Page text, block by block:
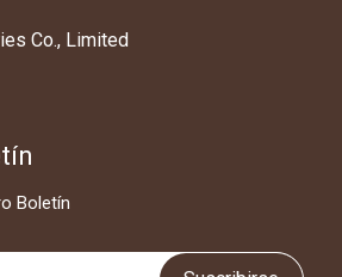
Co., Limited
Boletín